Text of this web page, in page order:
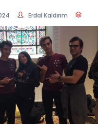
Erdal Kaldırım